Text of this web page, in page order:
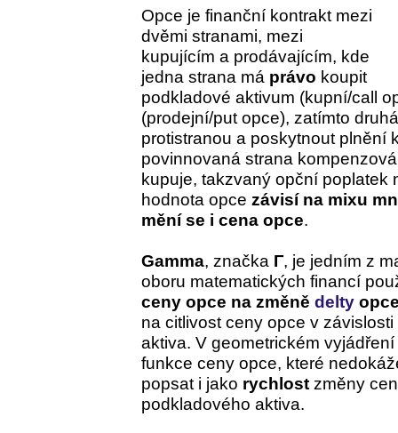
Opce je finanční kontrakt mezi
dvěmi stranami, mezi
kupujícím a prodávajícím, kde
jedna strana má právo koupit
podkladové aktivum (kupní/call
(prodejní/put opce), zatímto
protistranou a poskytnout plnění
povinnovaná strana
kupuje, takzvaný opční poplatek
hodnota opce závisí na mixu
mění se i cena opce.
Gamma, značka Γ, je jedním z
oboru matematických financí
ceny opce na změně delty
na citlivost ceny opce v
aktiva. V geometrickém
funkce ceny opce, které
popsat i jako rychlostzměny
podkladového aktiva.